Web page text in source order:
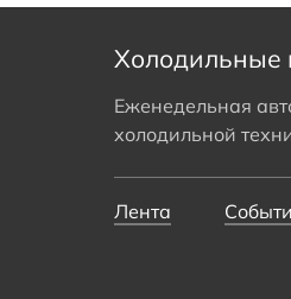
Холодильные
Еженедельная
холодильной
Лента